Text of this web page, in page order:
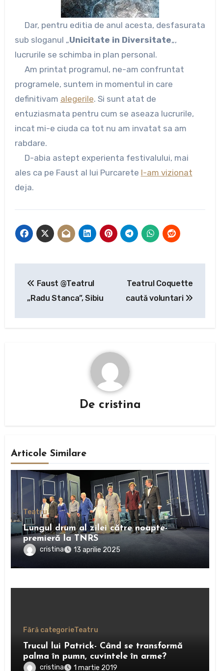
Dar, pentru editia de anul acesta, desfasurata
sub sloganul „Unicitate in Diversitate„,
lucrurile se schimba in plan personal.
Am printat programul, ne-am confruntat
programele, suntem in momentul in care
definitivam alegerile. Si sunt atat de
entuziasmata pentru cum se aseaza lucrurile,
incat mi-e ciuda ca tot nu am invatat sa am
rabdare.
D-abia astept experienta festivalului, mai
ales ca pe Faust al lui Purcarete l-am vizionat
deja.
Faust @Teatrul
„Radu Stanca”, Sibiu
Teatrul Coquette
caută voluntari
De cristina
Articole Similare
Teatru
Lungul drum al zilei către noapte-
premieră la TNRS
cristina 13 aprilie 2025
Fără categorieTeatru
Trucul lui Patrick- Când se transformă
palma în pumn, cuvintele în arme?
cristina 1 martie 2019